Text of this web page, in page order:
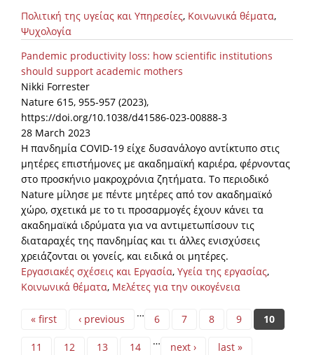
Πολιτική της υγείας και Υπηρεσίες, Κοινωνικά θέματα,
Ψυχολογία
Pandemic productivity loss: how scientific institutions
should support academic mothers
Nikki Forrester
Nature 615, 955-957 (2023),
https://doi.org/10.1038/d41586-023-00888-3
28 March 2023
Η πανδημία COVID-19 είχε δυσανάλογο αντίκτυπο στις
μητέρες επιστήμονες με ακαδημαϊκή καριέρα, φέρνοντας
στο προσκήνιο μακροχρόνια ζητήματα. Το περιοδικό
Nature μίλησε με πέντε μητέρες από τον ακαδημαϊκό
χώρο, σχετικά με το τι προσαρμογές έχουν κάνει τα
ακαδημαϊκά ιδρύματα για να αντιμετωπίσουν τις
διαταραχές της πανδημίας και τι άλλες ενισχύσεις
χρειάζονται οι γονείς, και ειδικά οι μητέρες.
Εργασιακές σχέσεις και Εργασία, Υγεία της εργασίας,
Κοινωνικά θέματα, Μελέτες για την οικογένεια
Pages
« first ‹ previous … 6 7 8 9 10
11 12 13 14 … next › last »